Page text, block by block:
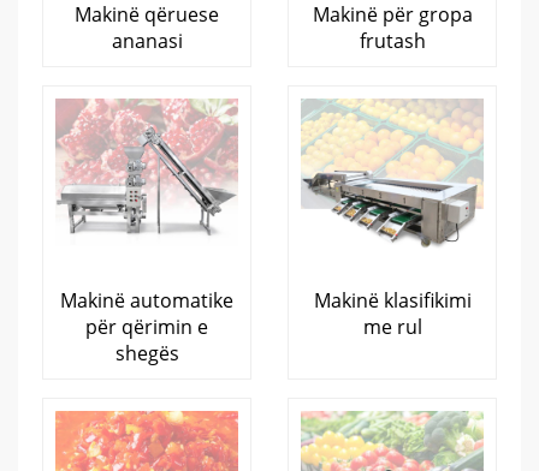
Makinë qëruese
ananasi
Makinë për gropa
frutash
Makinë automatike
për qërimin e
shegës
Makinë klasifikimi
me rul